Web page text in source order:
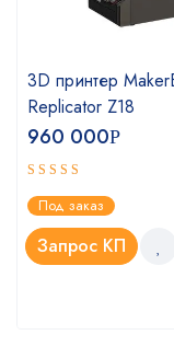
3D принтер
Replicator Z18
960 000Р
Оценка
4.75из 5
Под заказ
Запрос КП